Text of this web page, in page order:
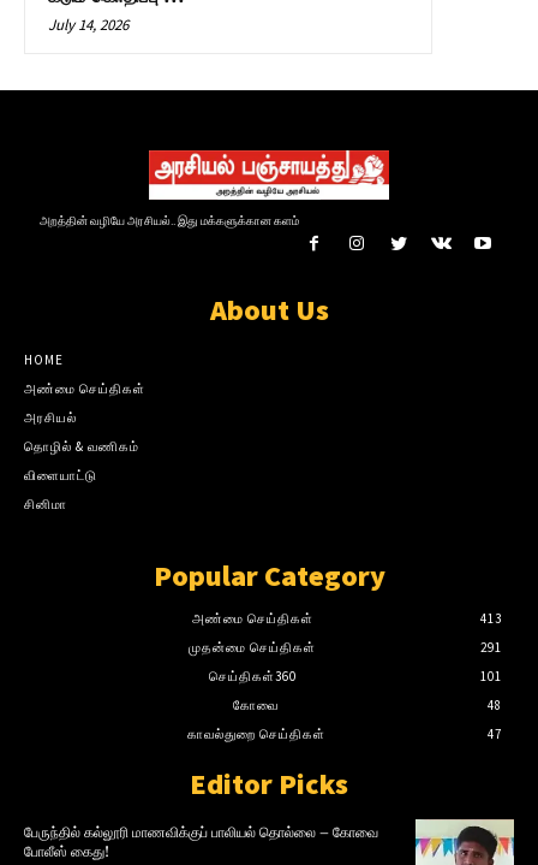
July 14, 2026
அறத்தின் வழியே அரசியல்.. இது மக்களுக்கான களம்
About Us
HOME
அண்மை செய்திகள்
அரசியல்
தொழில் & வணிகம்
விளையாட்டு
சினிமா
Popular Category
அண்மை செய்திகள்
413
முதன்மை செய்திகள்
291
செய்திகள்360
101
கோவை
48
காவல்துறை செய்திகள்
47
Editor Picks
பேருந்தில் கல்லூரி மாணவிக்குப் பாலியல் தொல்லை – கோவை
போலீஸ் கைது!